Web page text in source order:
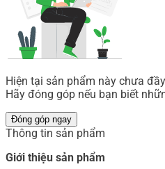
Hiện tại sản phẩm này chưa
Hãy đóng góp nếu bạn biết
Đóng góp ngay
Thông tin sản phẩm
Giới thiệu sản phẩm